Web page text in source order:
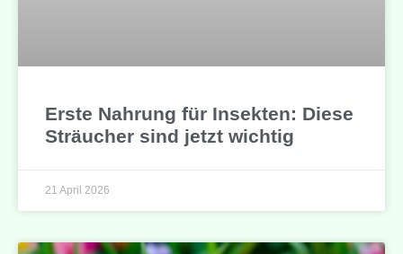
Erste Nahrung für Insekten: Diese
Sträucher sind jetzt wichtig
21 April 2026